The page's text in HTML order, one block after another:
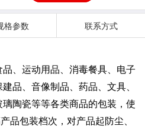
格参数 联系方式
、运动用品、消毒餐具、电子
品、音像制品、药品、文具、
陶瓷等等各类商品的包装，使
品包装档次，对产品起防尘、